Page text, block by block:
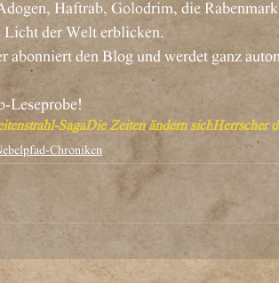
Haftrab, Golodrim, die
Licht der Welt erblicken.
abonniert den Blog und werdet ganz
Leseprobe!
SagaDie Zeiten ändern sichHerrscher
Chroniken